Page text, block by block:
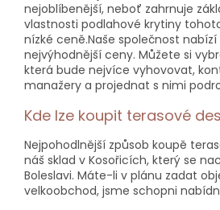
nejoblíbenější, neboť zahrnuje
vlastnosti podlahové krytiny
nízké ceně.Naše společnost
nejvýhodnější ceny. Můžete si
která bude nejvíce vyhovovat,
manažery a projednat s nimi
Kde lze koupit terasové
Nejpohodlnější způsob koupě
náš sklad v Kosořicích, který se
Boleslavi. Máte-li v plánu zadat
velkoobchod, jsme schopni